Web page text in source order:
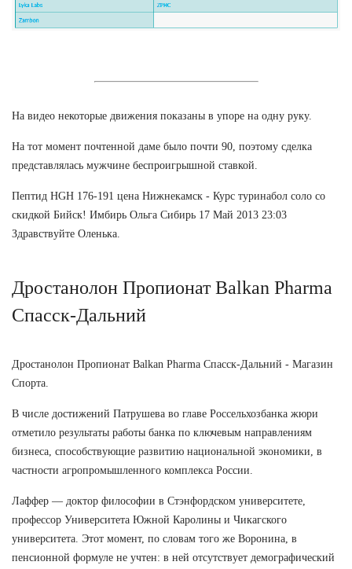
На видео некоторые движения показаны в упоре на одну руку.
На тот момент почтенной даме было почти 90, поэтому сделка
представлялась мужчине беспроигрышной ставкой.
Пептид HGH 176-191 цена Нижнекамск - Курс туринабол соло со
скидкой Бийск! Имбирь Ольга Сибирь 17 Май 2013 23:03
Здравствуйте Оленька.
Дростанолон Пропионат Balkan Pharma
Спасск-Дальний
Дростанолон Пропионат Balkan Pharma Спасск-Дальний - Магазин
Спорта.
В числе достижений Патрушева во главе Россельхозбанка жюри
отметило результаты работы банка по ключевым направлениям
бизнеса, способствующие развитию национальной экономики, в
частности агропромышленного комплекса России.
Лаффер — доктор философии в Стэнфордском университете,
профессор Университета Южной Каролины и Чикагского
университета. Этот момент, по словам того же Воронина, в
пенсионной формуле не учтен: в ней отсутствует демографический